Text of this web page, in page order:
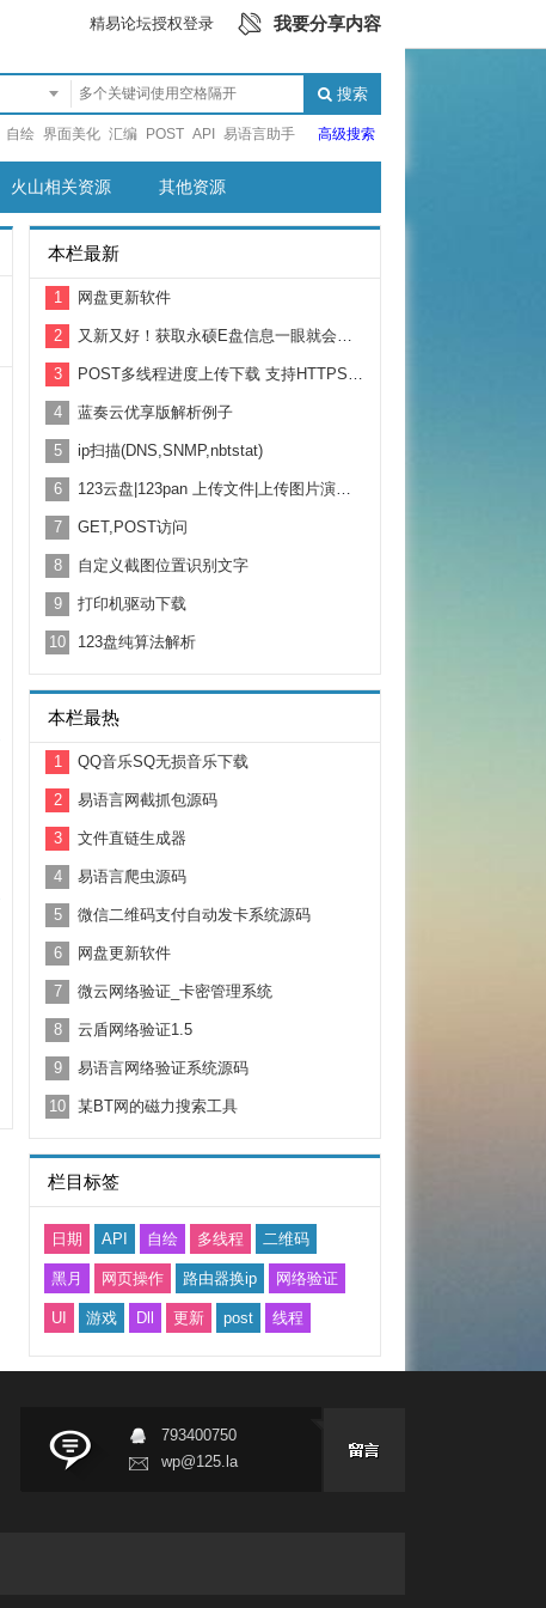
精易论坛授权登录 我要分享内容
搜索
自绘 界面美化 汇编 POST API 易语言助手 高级搜索
火山相关资源 其他资源
本栏最新
1 网盘更新软件
2 又新又好！获取永硕E盘信息一眼就会用！附带例子教学
3 POST多线程进度上传下载 支持HTTPS 基于鱼刺HTTP修改
4 蓝奏云优享版解析例子
5 ip扫描(DNS,SNMP,nbtstat)
6 123云盘|123pan 上传文件|上传图片演示 支持2G以上大文件上传
7 GET,POST访问
8 自定义截图位置识别文字
9 打印机驱动下载
10 123盘纯算法解析
本栏最热
1 QQ音乐SQ无损音乐下载
2 易语言网截抓包源码
3 文件直链生成器
4 易语言爬虫源码
5 微信二维码支付自动发卡系统源码
6 网盘更新软件
7 微云网络验证_卡密管理系统
8 云盾网络验证1.5
9 易语言网络验证系统源码
10 某BT网的磁力搜索工具
栏目标签
日期 API 自绘 多线程 二维码
黑月 网页操作 路由器换ip 网络验证
UI 游戏 Dll 更新 post 线程
793400750
wp@125.la